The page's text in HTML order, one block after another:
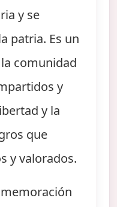
y se
patria. Es un
comunidad
y
y la
que
y valorados.